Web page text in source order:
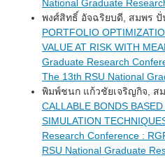
National Graduate
พงศ์สิทธิ์ อัจฉริยบดี, สมพร ปั่
PORTFOLIO
VALUE AT RISK WITH
Graduate Research
The 13th RSU National
พิมพ์ชนก แก้วชัยเจริญกิจ, ส
CALLABLE BONDS
SIMULATION
Research Conference :
RSU National Graduate